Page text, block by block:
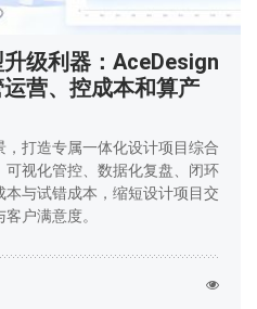
级利器：AceDesign
营、控成本和算产
打造专属一体化设计项目综合
视化管控、数据化复盘、闭环
与试错成本，缩短设计项目交
户满意度。